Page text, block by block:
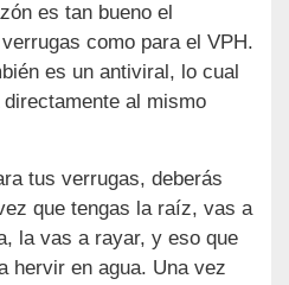
es tan bueno el
como para el VPH.
es un antiviral, lo cual
al mismo
tus verrugas, deberás
que tengas la raíz, vas a
la vas a rayar, y eso que
hervir en agua. Una vez